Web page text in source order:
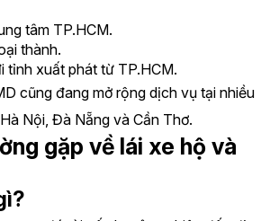
tâm TP.HCM.
thành.
tỉnh xuất phát từ TP.HCM.
cũng đang mở rộng dịch vụ tại nhiều
Nội, Đà Nẵng và Cần Thơ.
gặp về lái xe hộ và